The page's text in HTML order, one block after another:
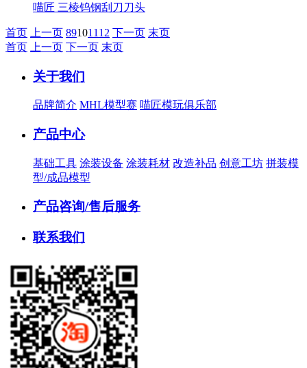
喵匠 三棱钨钢刮刀刀头
首页 上一页 891011 12 下一页 末页
首页
上一页 下一页 末页
关于我们
品牌简介 MHL模型赛 喵匠模玩俱乐部
产品中心
基础工具 涂装设备 涂装耗材 改造补品 创意工坊 拼装模
型/成品模型
产品咨询/售后服务
联系我们